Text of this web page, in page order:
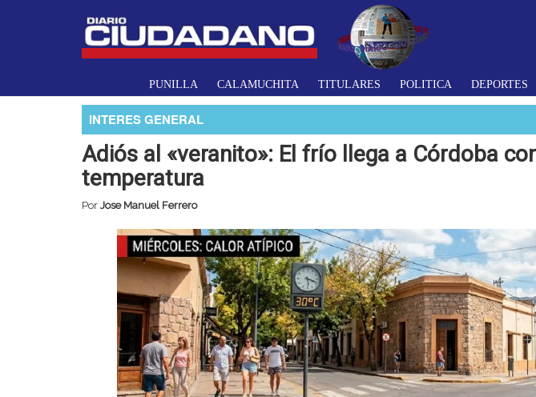
PUNILLA CALAMUCHITA TITULARES POLITICA DEPORTES
INTERES GENERAL
Adiós al «veranito»: El frío llega a Córdoba
temperatura
Por Jose Manuel Ferrero